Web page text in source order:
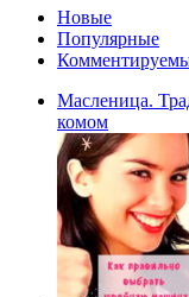
Новые
Популярные
Масленица.
комом